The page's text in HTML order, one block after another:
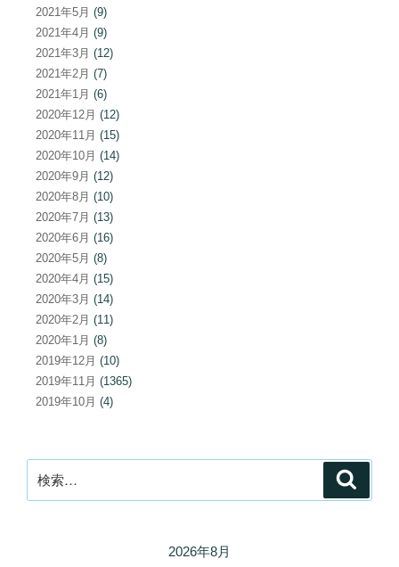
2021年5月 (9)
2021年4月 (9)
2021年3月 (12)
2021年2月 (7)
2021年1月 (6)
2020年12月 (12)
2020年11月 (15)
2020年10月 (14)
2020年9月 (12)
2020年8月 (10)
2020年7月 (13)
2020年6月 (16)
2020年5月 (8)
2020年4月 (15)
2020年3月 (14)
2020年2月 (11)
2020年1月 (8)
2019年12月 (10)
2019年11月 (1365)
2019年10月 (4)
索:
2026年8月